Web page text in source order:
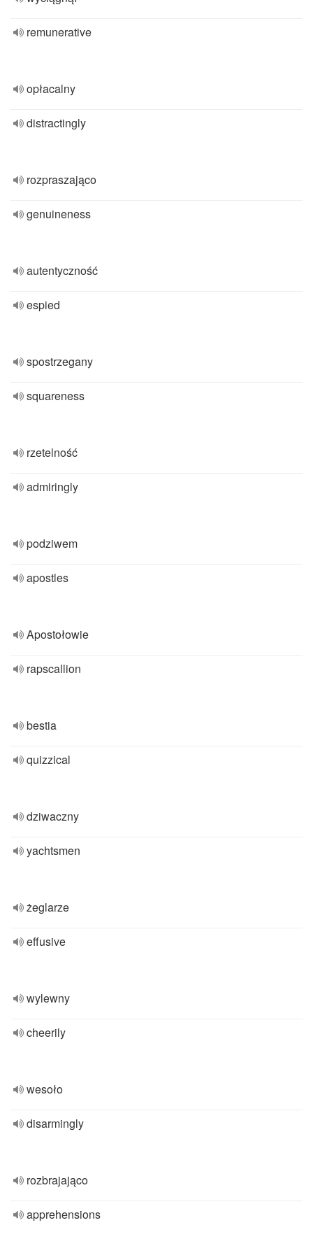
remunerative
opłacalny
distractingly
rozpraszająco
genuineness
autentyczność
espied
spostrzegany
squareness
rzetelność
admiringly
podziwem
apostles
Apostołowie
rapscallion
bestia
quizzical
dziwaczny
yachtsmen
żeglarze
effusive
wylewny
cheerily
wesoło
disarmingly
rozbrajająco
apprehensions